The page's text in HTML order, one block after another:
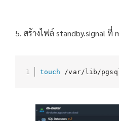
5. สร้างไฟล์ standby.signal ที่
touch /var/lib/